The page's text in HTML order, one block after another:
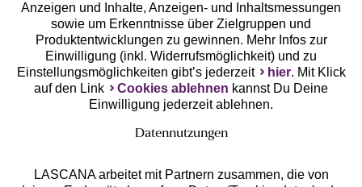
Unsere Apps
Anzeigen und Inhalte, Anzeigen- und Inhaltsmessungen
sowie um Erkenntnisse über Zielgruppen und
Produktentwicklungen zu gewinnen. Mehr Infos zur
Einwilligung (inkl. Widerrufsmöglichkeit) und zu
Einstellungsmöglichkeiten gibt’s jederzeit
hier. Mit Klick
auf den Link
Cookies ablehnen kannst Du Deine
Einwilligung jederzeit ablehnen.
Datennutzungen
LASCANA arbeitet mit Partnern zusammen, die von